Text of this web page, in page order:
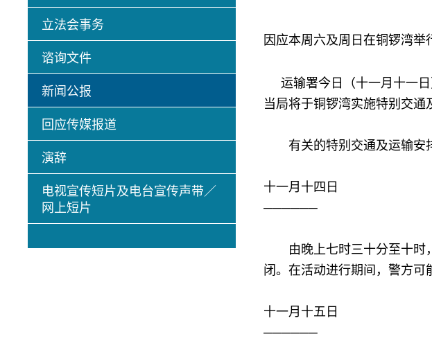
立法会事务
谘询文件
新闻公报
回应传媒报道
演辞
电视宣传短片及电台宣传声带／
网上短片
因应本周六及周日在铜锣湾
运输署今日（十一月十一日
当局将于铜锣湾实施特别交通
有关的特别交通及运输安排
十一月十四日
──────
由晚上七时三十分至十时
闭。在活动进行期间，警方可
十一月十五日
──────